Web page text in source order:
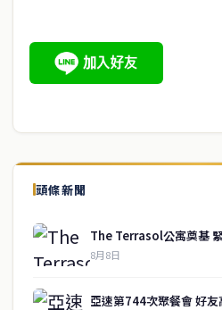
頭條新聞
The Terrasol公寓奠基
8月8日
亞速第744次聚餐會 好友